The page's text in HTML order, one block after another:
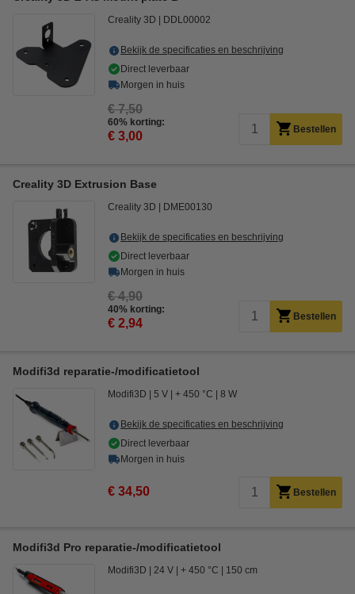
Creality 3D DDL00002
Bekijk de specificaties en beschrijving
Direct leverbaar
Morgen in huis
€ 7,50
60% korting:
€ 3,00 Bestellen
Creality 3D Extrusion Base
Creality 3D DME00130
Bekijk de specificaties en beschrijving
Direct leverbaar
Morgen in huis
€ 4,90
40% korting:
€ 2,94 Bestellen
Modifi3d reparatie-/modificatietool
Modifi3D 5 V + 450 °C 8 W
Bekijk de specificaties en beschrijving
Direct leverbaar
Morgen in huis
€ 34,50 Bestellen
Modifi3d Pro reparatie-/modificatietool
Modifi3D 24 V + 450 °C 150 cm